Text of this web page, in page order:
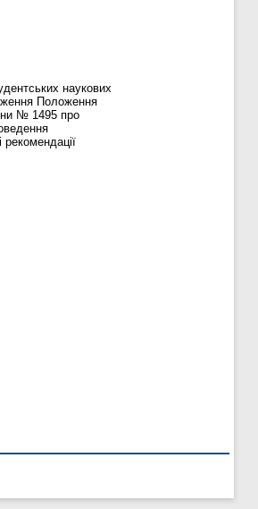
наукових
Положення
№ 1495 про